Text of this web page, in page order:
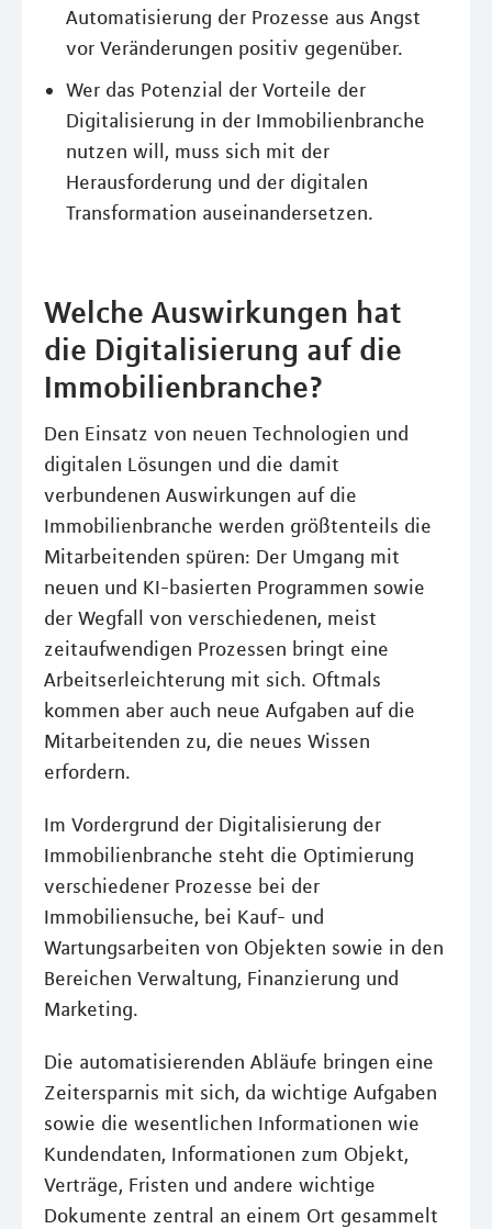
Automatisierung der Prozesse aus Angst
vor Veränderungen positiv gegenüber.
Wer das Potenzial der Vorteile der
Digitalisierung in der Immobilienbranche
nutzen will, muss sich mit der
Herausforderung und der digitalen
Transformation auseinandersetzen.
Welche Auswirkungen hat
die Digitalisierung auf die
Immobilienbranche?
Den Einsatz von neuen Technologien und
digitalen Lösungen und die damit
verbundenen Auswirkungen auf die
Immobilienbranche werden größtenteils die
Mitarbeitenden spüren: Der Umgang mit
neuen und KI-basierten Programmen sowie
der Wegfall von verschiedenen, meist
zeitaufwendigen Prozessen bringt eine
Arbeitserleichterung mit sich. Oftmals
kommen aber auch neue Aufgaben auf die
Mitarbeitenden zu, die neues Wissen
erfordern.
Im Vordergrund der Digitalisierung der
Immobilienbranche steht die Optimierung
verschiedener Prozesse bei der
Immobiliensuche, bei Kauf- und
Wartungsarbeiten von Objekten sowie in den
Bereichen Verwaltung, Finanzierung und
Marketing.
Die automatisierenden Abläufe bringen eine
Zeitersparnis mit sich, da wichtige Aufgaben
sowie die wesentlichen Informationen wie
Kundendaten, Informationen zum Objekt,
Verträge, Fristen und andere wichtige
Dokumente zentral an einem Ort gesammelt